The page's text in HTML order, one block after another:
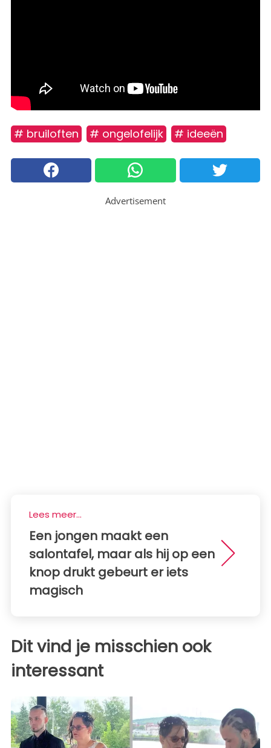
# bruiloften # ongelofelijk # ideeën
Advertisement
Lees meer...
Een jongen maakt een
salontafel, maar als hij op een
knop drukt gebeurt er iets
magisch
Dit vind je misschien ook
interessant